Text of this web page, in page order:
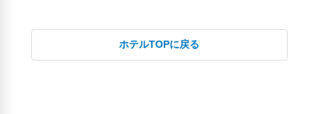
ホテルTOPに戻る